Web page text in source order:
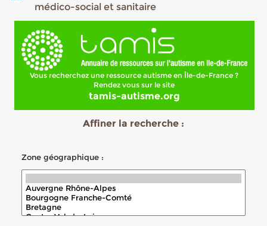
médico-social et sanitaire
Vous recherchez une ressource autisme en Île-de-France ?
Rendez vous sur le site
tamis-autisme.org
Affiner la recherche :
Zone géographique :